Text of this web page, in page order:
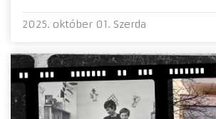
2025. október 01. Szerda